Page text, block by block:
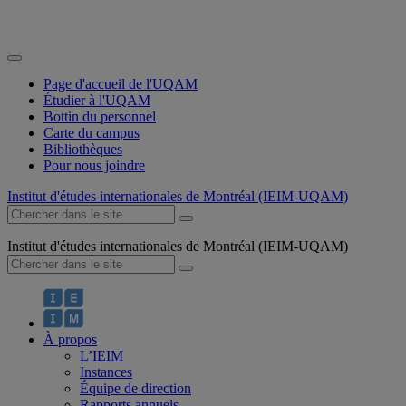
Page d'accueil de l'UQAM
Étudier à l'UQAM
Bottin du personnel
Carte du campus
Bibliothèques
Pour nous joindre
Institut d'études internationales de Montréal (IEIM-UQAM)
Institut d'études internationales de Montréal (IEIM-UQAM)
À propos
L’IEIM
Instances
Équipe de direction